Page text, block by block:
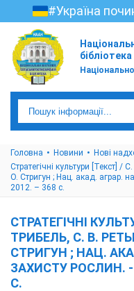
#Україна
бібліотека
Головна Новини Нові
Стратегічні культури [Текст] /
О. Стригун ; Нац. акад. аграр.
2012. – 368 с.
СТРАТЕГІЧНІ
ТРИБЕЛЬ, С. В.
СТРИГУН ; НАЦ.
ЗАХИСТУ РОСЛИН. -
С.